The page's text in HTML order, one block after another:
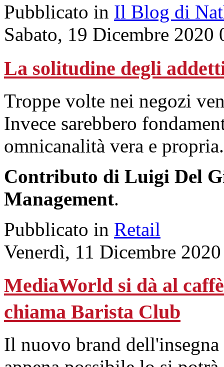
Pubblicato in Il Blog di
Sabato, 19 Dicembre 2020
La solitudine degli
Troppe volte nei negozi
Invece sarebbero
omnicanalità vera e propria.
Contributo di Luigi Del
Management.
Pubblicato in Retail
Venerdì, 11 Dicembre
MediaWorld si dà al
chiama Barista Club
Il nuovo brand